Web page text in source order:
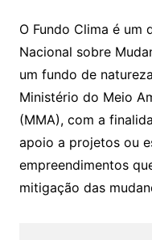
O Fundo Clima é um
Nacional sobre
um fundo de
Ministério do Meio
(MMA), com a
apoio a projetos ou
empreendimentos
mitigação das